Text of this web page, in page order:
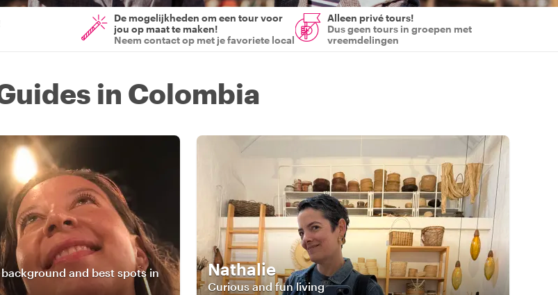
De mogelijkheden om een tour voor
jou op maat te maken!
Neem contact op met je favoriete local
Alleen privé tours!
Dus geen tours in groepen met
vreemdelingen
in Colombia
and best spots in
Nathalie
Curious and fun living